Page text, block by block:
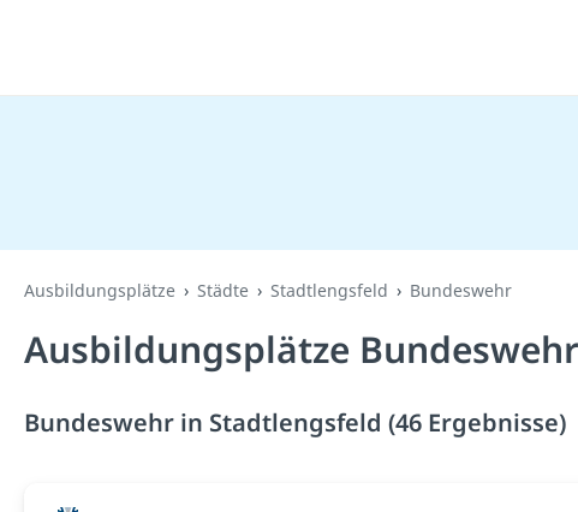
Ausbildungsplätze Städte Stadtlengsfeld Bundeswehr
Ausbildungsplätze
Bundeswehr in Stadtlengsfeld (46 Ergebnisse)